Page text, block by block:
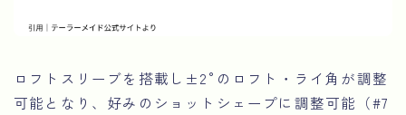
ロフトスリーブを搭載し±2°のロフト・ライ角が調整
可能となり、好みのショットシェープに調整可能（#7